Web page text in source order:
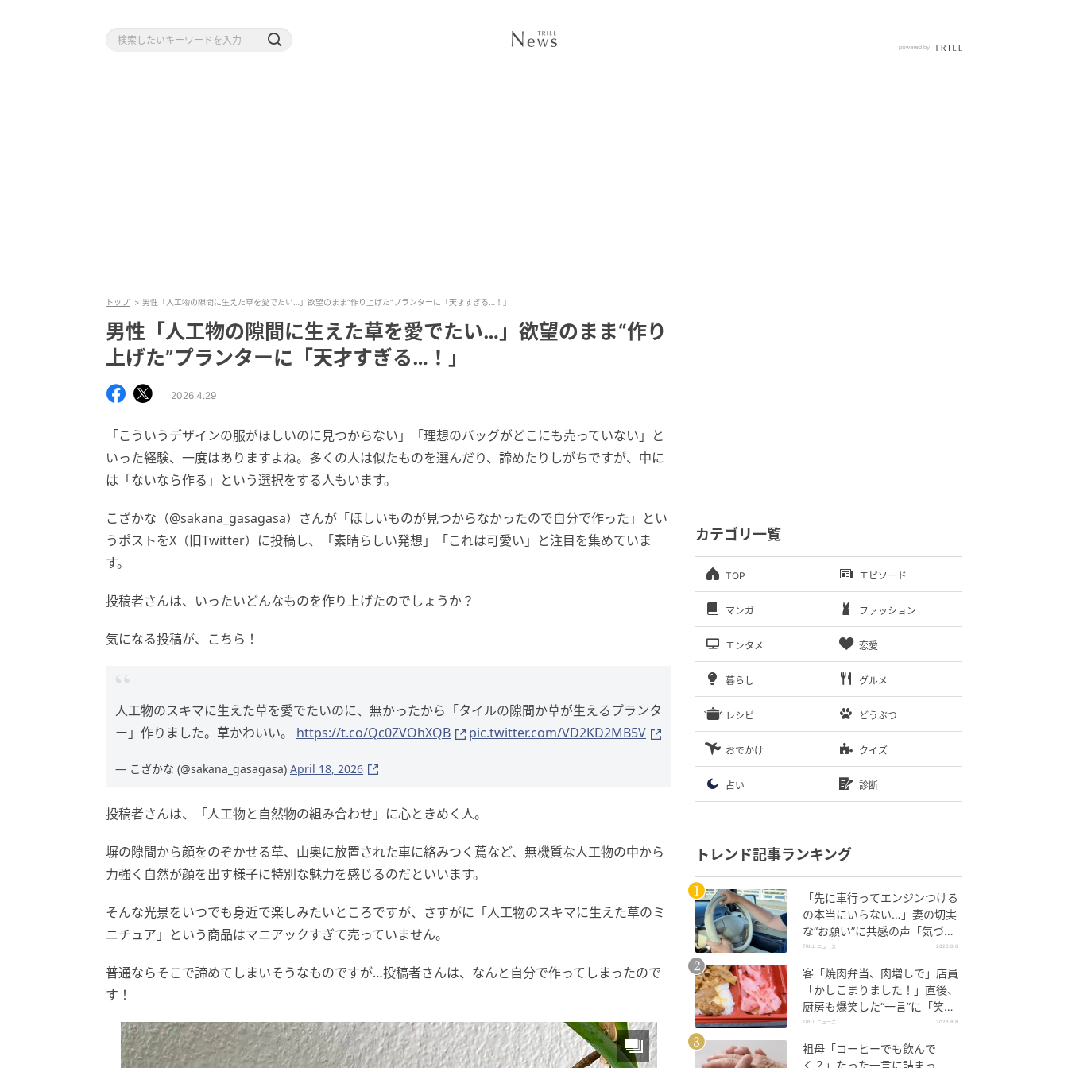
トップ 男性「人工物の隙間に生えた草を愛でたい…」欲望のまま“作り上げた”プランターに「天才すぎる…！」
男性「人工物の隙間に生えた草を愛でたい…」欲望のまま“作り
上げた”プランターに「天才すぎる…！」
2026.4.29
「こういうデザインの服がほしいのに見つからない」「理想のバッグがどこにも売っていない」と
いった経験、一度はありますよね。多くの人は似たものを選んだり、諦めたりしがちですが、中に
は「ないなら作る」という選択をする人もいます。
こざかな（@sakana_gasagasa）さんが「ほしいものが見つからなかったので自分で作った」とい
うポストをX（旧Twitter）に投稿し、「素晴らしい発想」「これは可愛い」と注目を集めていま
す。
投稿者さんは、いったいどんなものを作り上げたのでしょうか？
気になる投稿が、こちら！
人工物のスキマに生えた草を愛でたいのに、無かったから「タイルの隙間か草が生えるプランタ
ー」作りました。草かわいい。 https://t.co/Qc0ZVOhXQB pic.twitter.com/VD2KD2MB5V
— こざかな (@sakana_gasagasa) April 18, 2026
投稿者さんは、「人工物と自然物の組み合わせ」に心ときめく人。
塀の隙間から顔をのぞかせる草、山奥に放置された車に絡みつく蔦など、無機質な人工物の中から
力強く自然が顔を出す様子に特別な魅力を感じるのだといいます。
そんな光景をいつでも身近で楽しみたいところですが、さすがに「人工物のスキマに生えた草のミ
ニチュア」という商品はマニアックすぎて売っていません。
普通ならそこで諦めてしまいそうなものですが…投稿者さんは、なんと自分で作ってしまったので
す！
カテゴリ一覧
TOP エピソード
マンガ ファッション
エンタメ 恋愛
暮らし グルメ
レシピ どうぶつ
おでかけ クイズ
占い 診断
トレンド記事ランキング
「先に車行ってエンジンつける
の本当にいらない…」妻の切実
な“お願い”に共感の声「気づか
ないんですよね…」
TRILL ニュース 2026.8.8
客「焼肉弁当、肉増しで」店員
「かしこまりました！」直後、
厨房も爆笑した“一言”に「笑い
堪えるのに必死でした」＜注文
TRILL ニュース 2026.8.8
祖母「コーヒーでも飲んで
く？」たった一言に詰まっ